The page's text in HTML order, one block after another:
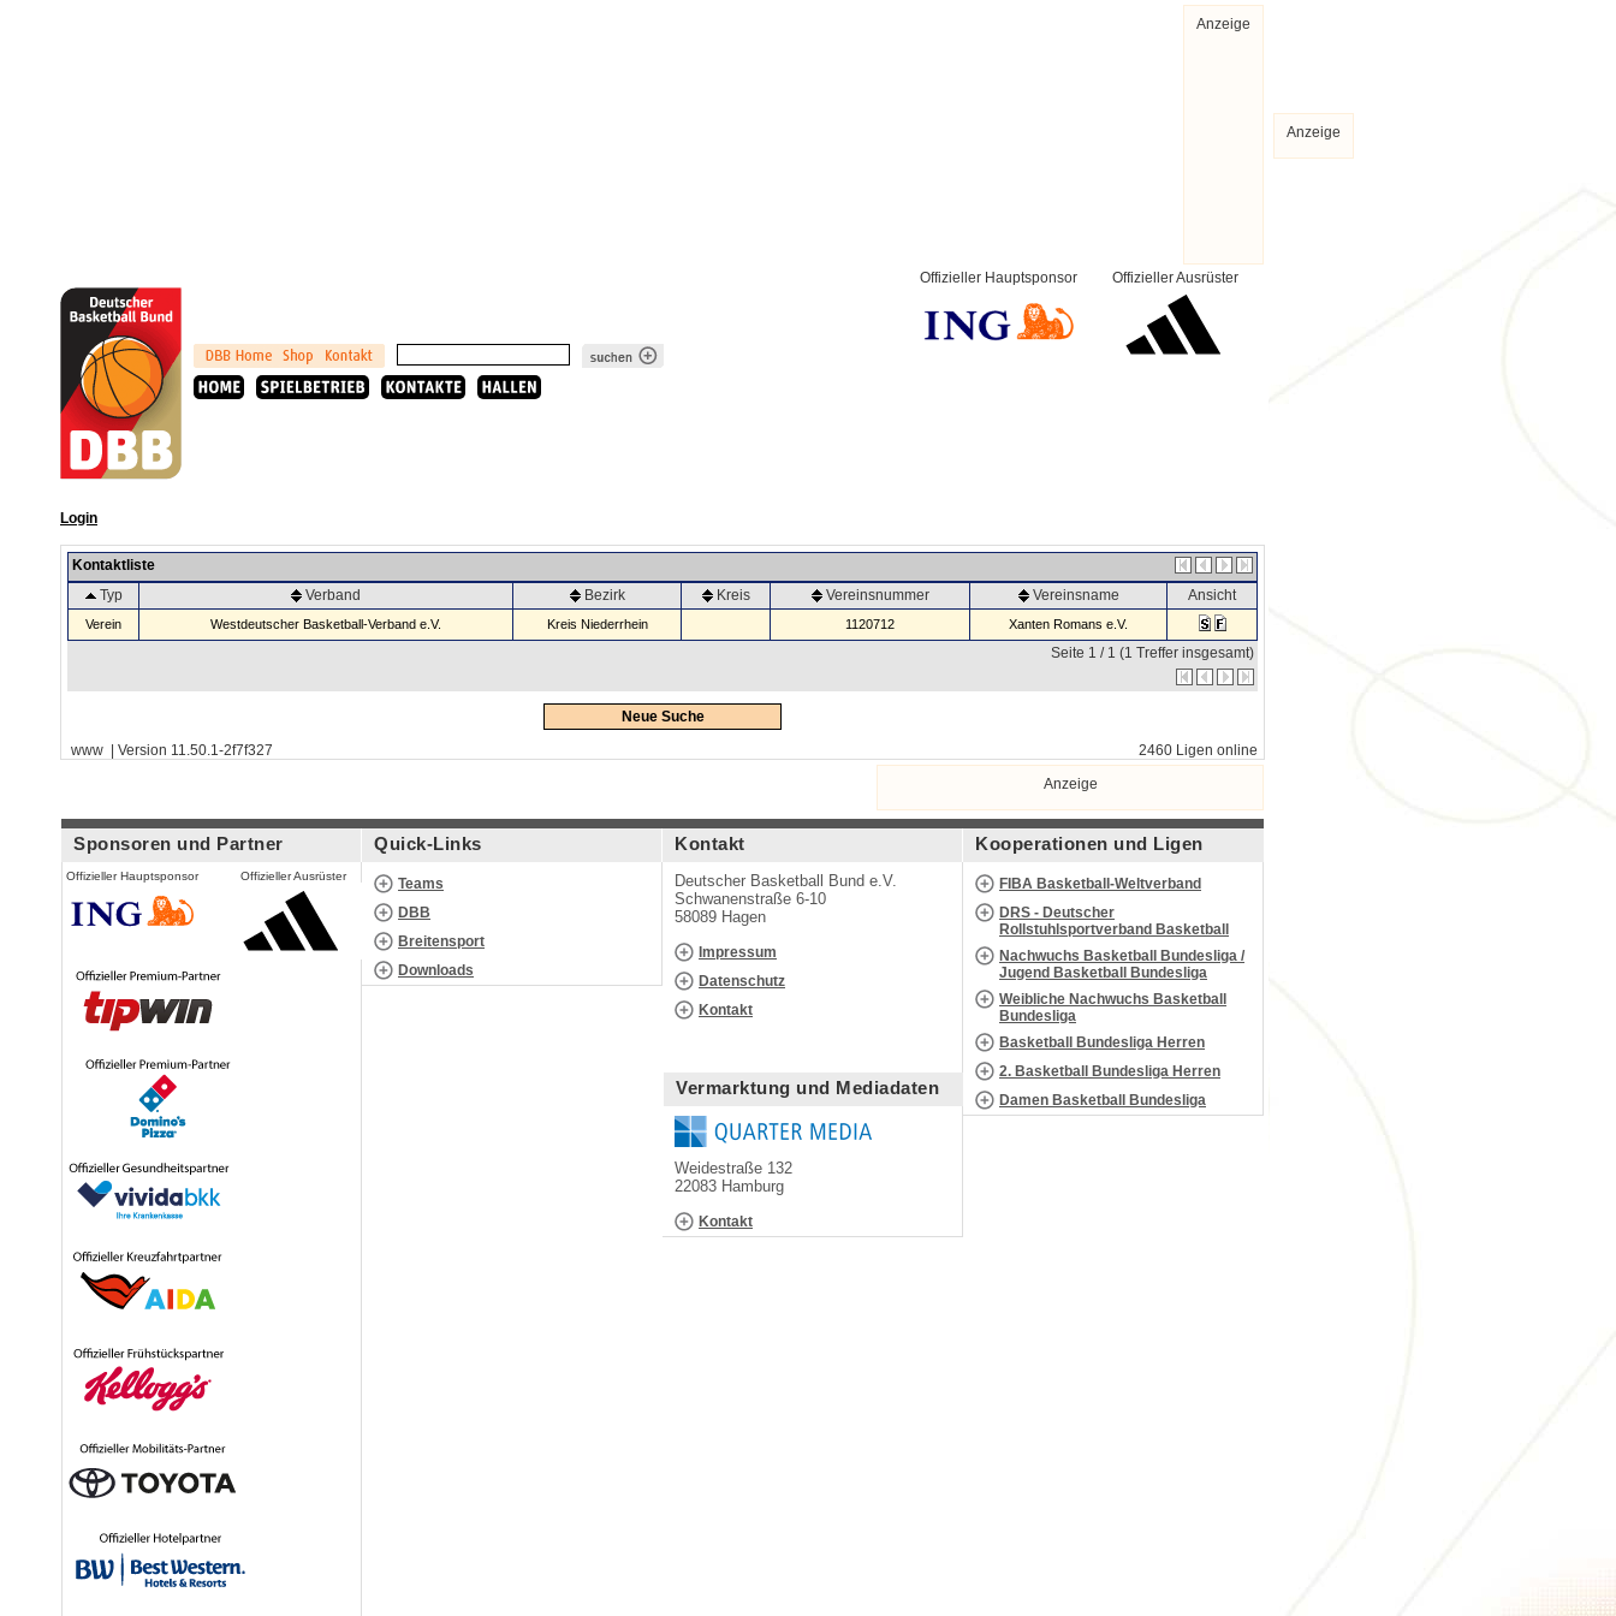
Anzeige
Offizieller Ausrüster
Offizieller Hauptsponsor
Login
Kontaktliste
Typ
Verband Bezirk Kreis Vereinsnummer Vereinsname Ansicht
Verein Westdeutscher Basketball-Verband e.V. Kreis Niederrhein 1120712 Xanten Romans e.V.
Seite 1 / 1 (1 Treffer insgesamt)
Neue Suche
www | Version 11.50.1-2f7f327
2460 Ligen online
Anzeige
Sponsoren und Partner
Offizieller Hauptsponsor Offizieller Ausrüster
Quick-Links
Teams
DBB
Breitensport
Downloads
Kontakt
Deutscher Basketball Bund e.V.
Schwanenstraße 6-10
58089 Hagen
Impressum
Datenschutz
Kontakt
Vermarktung und Mediadaten
Weidestraße 132
22083 Hamburg
Kontakt
Kooperationen und Ligen
FIBA Basketball-Weltverband
DRS - Deutscher
Rollstuhlsportverband Basketball
Nachwuchs Basketball Bundesliga /
Jugend Basketball Bundesliga
Weibliche Nachwuchs Basketball
Bundesliga
Basketball Bundesliga Herren
2. Basketball Bundesliga Herren
Damen Basketball Bundesliga
Anzeige